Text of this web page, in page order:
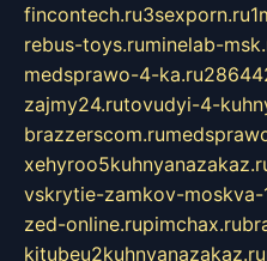
fincontech.ru3sexporn.ru
rebus-toys.ruminelab-
medsprawo-4-ka.ru
zajmy24.rutovudyi-4-
brazzerscom.ru
vskrytie-zamkov-moskva-
zed-online.rupimchax.ru
kitubeu2kuhnyanazakaz.ru